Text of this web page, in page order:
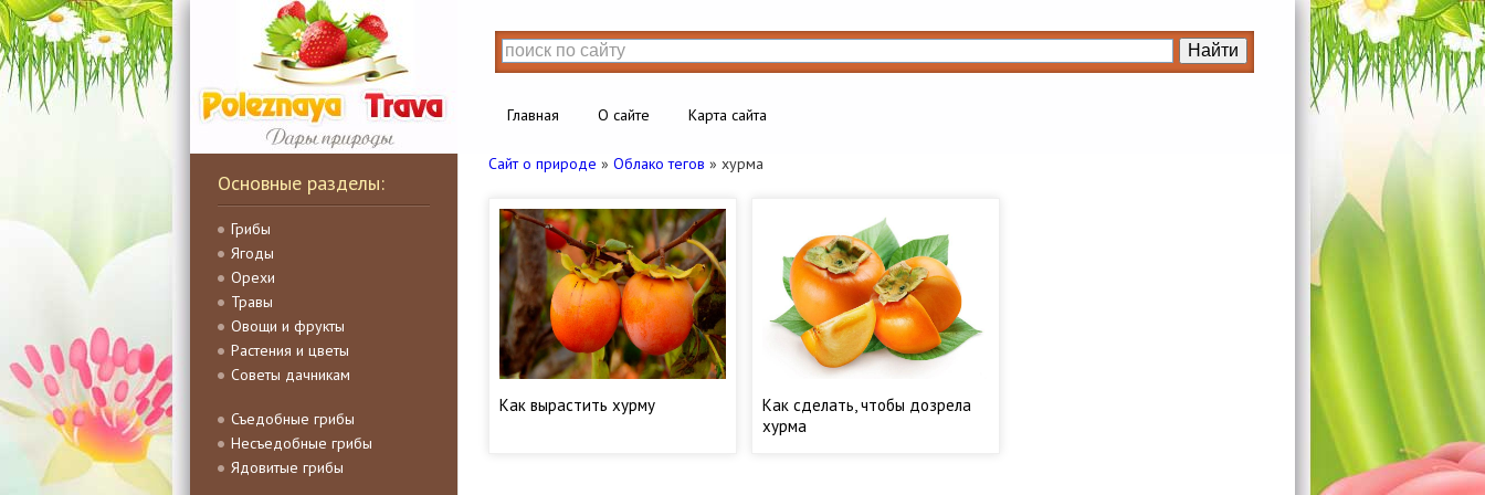
Главная О сайте Карта сайта
Основные разделы:
Грибы
Ягоды
Орехи
Травы
Овощи и фрукты
Растения и цветы
Советы дачникам
Съедобные грибы
Несъедобные грибы
Ядовитые грибы
Сайт о природе » Облако тегов » хурма
Как вырастить хурму
Как сделать, чтобы дозрела
хурма